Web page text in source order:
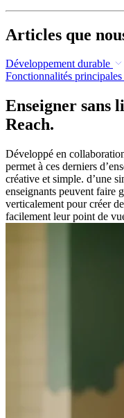
Articles que
Développement durable
Fonctionnalités principales
Enseigner sans
Reach.
Développé en
permet à ces derniers
créative et simple. d’une
enseignants peuvent faire
verticalement pour créer
facilement leur point de